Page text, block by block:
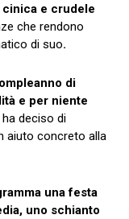
e crudele
che rendono
di suo.
di
e per niente
deciso di
aiuto concreto alla
una festa
uno schianto